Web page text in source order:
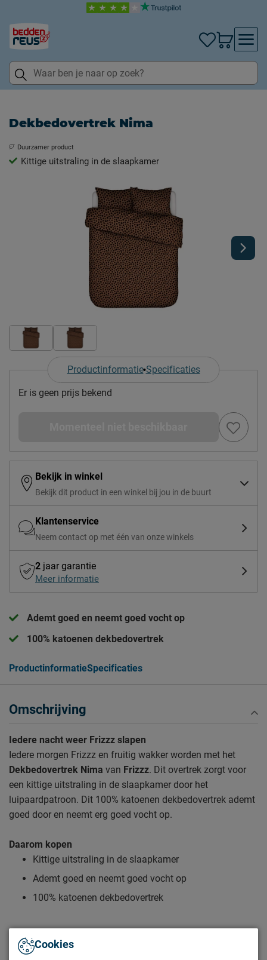
Dekbedovertrek Nima
Duurzamer product
Kittige uitstraling in de slaapkamer
Productinformatie Specificaties
Er is geen prijs bekend
Bekijk in winkel
Bekijk dit product in een winkel bij jou in de buurt
Klantenservice
Neem contact op met één van onze winkels
2 jaar garantie
Meer informatie
Ademt goed en neemt goed vocht op
100% katoenen dekbedovertrek
ProductinformatieSpecificaties
Omschrijving
Iedere nacht weer Frizzz slapen
Iedere morgen Frizzz en fruitig wakker worden met het
Dekbedovertrek Nima van Frizzz. Dit overtrek zorgt voor
een kittige uitstraling in de slaapkamer door het
luipaardpatroon. Dit 100% katoenen dekbedovertrek ademt
goed door en neemt erg goed vocht op.
Daarom kopen
Kittige uitstraling in de slaapkamer
Ademt goed en neemt goed vocht op
100% katoenen dekbedovertrek
Zo blijft Dekbedovertrek Nima lang mooi (en schoon)
Kijk bij het kopje ‘Onderhoud’ om alle tips & tricks te zien.
Cookies